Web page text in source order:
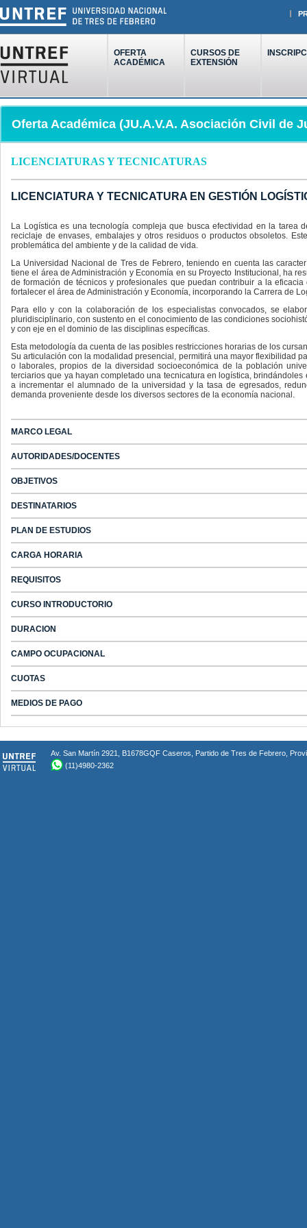
OFERTA
ACADÉMICA
CURSOS DE
EXTENSIÓN
Oferta Académica (JU.A.V.A. Asociación Civil de
LICENCIATURAS Y TECNICATURAS
LICENCIATURA Y TECNICATURA EN GESTIÓN
La Logística es una tecnología compleja que busca efectividad en la tarea
reciclaje de envases, embalajes y otros residuos o productos obsoletos.
problemática del ambiente y de la calidad de vida.
La Universidad Nacional de Tres de Febrero, teniendo en cuenta las
tiene el área de Administración y Economía en su Proyecto Institucional, ha
de formación de técnicos y profesionales que puedan contribuir a la
fortalecer el área de Administración y Economía, incorporando la Carrera de
Para ello y con la colaboración de los especialistas convocados, se
pluridisciplinario, con sustento en el conocimiento de las condiciones
y con eje en el dominio de las disciplinas específicas.
Esta metodología da cuenta de las posibles restricciones horarias de los
Su articulación con la modalidad presencial, permitirá una mayor flexibilidad
o laborales, propios de la diversidad socioeconómica de la población
terciarios que ya hayan completado una tecnicatura en logística,
a incrementar el alumnado de la universidad y la tasa de egresados,
demanda proveniente desde los diversos sectores de la economía nacional.
MARCO LEGAL
AUTORIDADES/DOCENTES
OBJETIVOS
DESTINATARIOS
PLAN DE ESTUDIOS
CARGA HORARIA
REQUISITOS
CURSO INTRODUCTORIO
DURACION
CAMPO OCUPACIONAL
CUOTAS
MEDIOS DE PAGO
Av. San Martín 2921, B1678GQF Caseros, Partido de Tres de Febrero,
(11)4980-2362